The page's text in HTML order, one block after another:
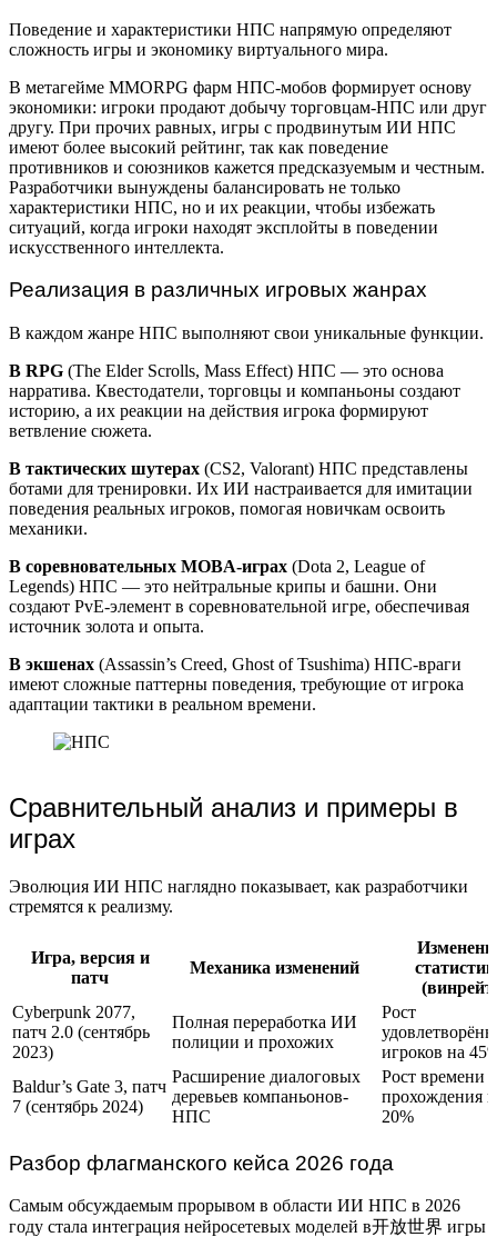
Поведение и характеристики НПС напрямую определяют
сложность игры и экономику виртуального мира.
В метагейме MMORPG фарм НПС-мобов формирует основу
экономики: игроки продают добычу торговцам-НПС или друг
другу. При прочих равных, игры с продвинутым ИИ НПС
имеют более высокий рейтинг, так как поведение
противников и союзников кажется предсказуемым и честным.
Разработчики вынуждены балансировать не только
характеристики НПС, но и их реакции, чтобы избежать
ситуаций, когда игроки находят эксплойты в поведении
искусственного интеллекта.
Реализация в различных игровых жанрах
В каждом жанре НПС выполняют свои уникальные функции.
В RPG (The Elder Scrolls, Mass Effect) НПС — это основа
нарратива. Квестодатели, торговцы и компаньоны создают
историю, а их реакции на действия игрока формируют
ветвление сюжета.
В тактических шутерах (CS2, Valorant) НПС представлены
ботами для тренировки. Их ИИ настраивается для имитации
поведения реальных игроков, помогая новичкам освоить
механики.
В соревновательных MOBA-играх (Dota 2, League of
Legends) НПС — это нейтральные крипы и башни. Они
создают PvE-элемент в соревновательной игре, обеспечивая
источник золота и опыта.
В экшенах (Assassin’s Creed, Ghost of Tsushima) НПС-враги
имеют сложные паттерны поведения, требующие от игрока
адаптации тактики в реальном времени.
Сравнительный анализ и примеры в
играх
Эволюция ИИ НПС наглядно показывает, как разработчики
стремятся к реализму.
Игра, версия и
патч
Механика изменений
Cyberpunk 2077,
патч 2.0 (сентябрь
2023)
Полная переработка ИИ
полиции и прохожих
Рост
игроков на
Baldur’s Gate 3, патч
7 (сентябрь 2024)
Расширение диалоговых
деревьев компаньонов-
НПС
Рост времени
прохождения
20%
Разбор флагманского кейса 2026 года
Самым обсуждаемым прорывом в области ИИ НПС в 2026
году стала интеграция нейросетевых моделей в开放世界 игры